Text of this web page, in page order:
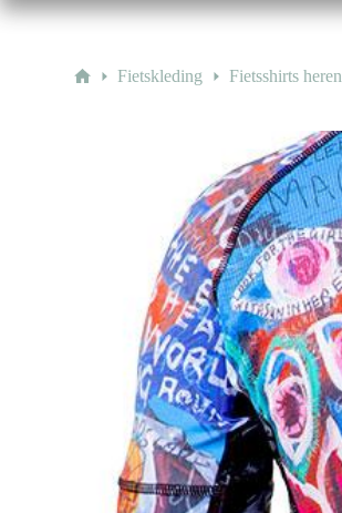
HomeFietskleding Fietsshirts heren